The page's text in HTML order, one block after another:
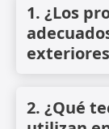
1. ¿Los
entornos
industriales y
2. ¿Qué